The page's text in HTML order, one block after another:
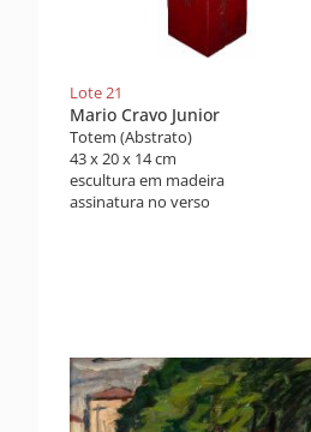
Lote 21
Mario Cravo Junior
Totem (Abstrato)
43 x 20 x 14 cm
escultura em madeira
assinatura no verso